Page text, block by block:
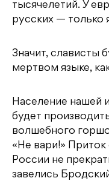
тысячелетий. У
русских — только
Значит, слависты
мертвом языке,
Население нашей
будет
волшебного
«Не вари!» Приток
России не
завелись